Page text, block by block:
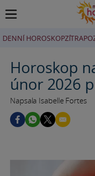
DENNÍ HOROSKOPZÍTRA
Horoskop
únor 2026
Napsala Isabelle Fortes